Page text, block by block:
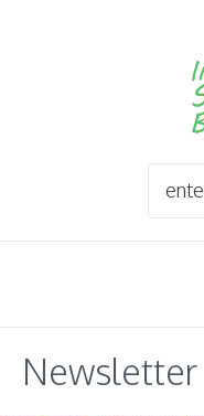
Newsletter